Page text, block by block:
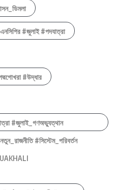
#জুলাই #পদযাত্রা
#উদ্ধার
#জুলাই_গণঅভ্যুত্থান
#সিস্টেম_পরিবর্তন